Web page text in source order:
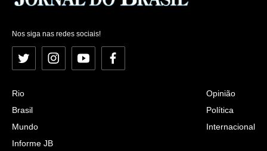
Nos siga nas redes sociais!
Twitter InstagramYouTubeFacebook
Rio
Brasil
Mundo
Informe JB
Opinião
Política
Internacional